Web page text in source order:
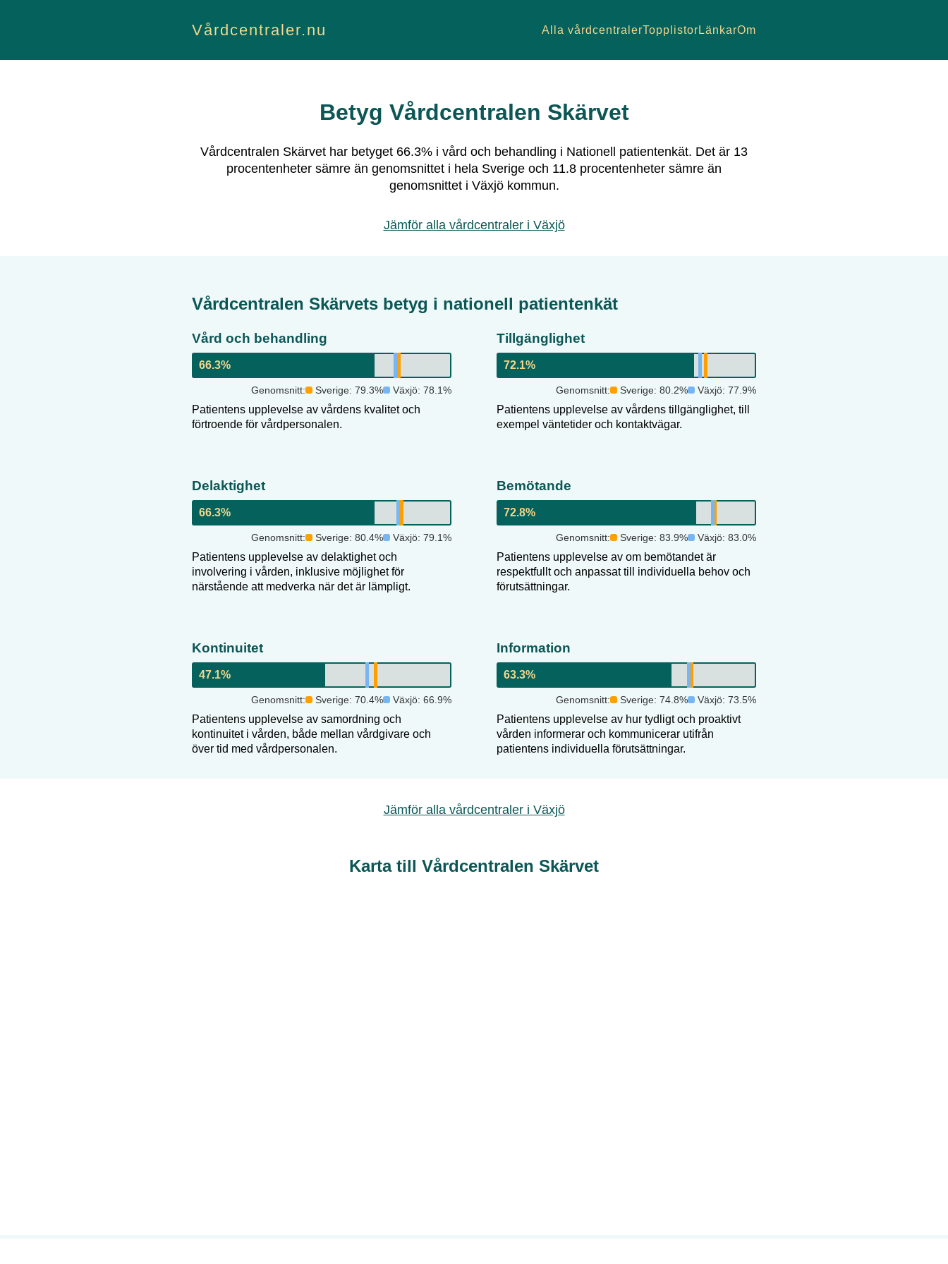
Vårdcentraler.nu Alla vårdcentralerTopplistor LänkarOm
Betyg Vårdcentralen Skärvet
Vårdcentralen Skärvet har betyget 66.3% i vård och behandling i Nationell patientenkät. Det är 13
procentenheter sämre än genomsnittet i hela Sverige och 11.8 procentenheter sämre än
genomsnittet i Växjökommun.
Jämför alla vårdcentraler i Växjö
Vårdcentralen Skärvets betyg i nationell patientenkät
Vård och behandling
66.3%
Genomsnitt: Sverige: 79.3% Växjö: 78.1%
Patientens upplevelse av vårdens kvalitet och
förtroende för vårdpersonalen.
Tillgänglighet
72.1%
Genomsnitt: Sverige: 80.2% Växjö: 77.9%
Patientens upplevelse av vårdens tillgänglighet, till
exempel väntetider och kontaktvägar.
Delaktighet
66.3%
Genomsnitt: Sverige: 80.4% Växjö: 79.1%
Patientens upplevelse av delaktighet och
involvering i vården, inklusive möjlighet för
närstående att medverka när det är lämpligt.
Bemötande
72.8%
Genomsnitt: Sverige: 83.9% Växjö: 83.0%
Patientens upplevelse av om bemötandet är
respektfullt och anpassat till individuella behov och
förutsättningar.
Kontinuitet
47.1%
Genomsnitt: Sverige: 70.4% Växjö: 66.9%
Patientens upplevelse av samordning och
kontinuitet i vården, både mellan vårdgivare och
över tid med vårdpersonalen.
Information
63.3%
Genomsnitt: Sverige: 74.8% Växjö: 73.5%
Patientens upplevelse av hur tydligt och proaktivt
vården informerar och kommunicerar utifrån
patientens individuella förutsättningar.
Jämför alla vårdcentraler i Växjö
Karta till Vårdcentralen Skärvet